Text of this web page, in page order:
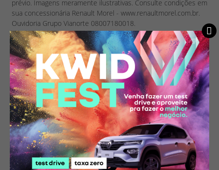
prévio. Imagens meramente ilustrativas. Consulte condições em
sua concessionária Renault Morel - www.renaultmorel.com.br.
Ouvidoria Grupo Vianorte 08007180018.
* Imagens meramente ilustrativas. Alguns itens apresentados poderão
não estar disponíveis nas versões. Preços sugeridos e válidos até
31/08/2026. Os preços poderão ser modificados sem aviso prévio.
Consulte e confirme todas as informações com um de nossos
vendedores.
Compartilhe essa oferta: